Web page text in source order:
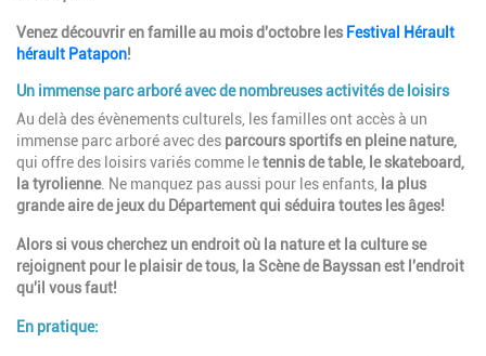
Venez découvrir en famille au mois d'octobre les Festival Hérault
hérault Patapon!
Un immense parc arboré avec de nombreuses activités de loisirs
Au delà des évènements culturels, les familles ont accès à un
immense parc arboré avec des parcours sportifs en pleine nature,
qui offre des loisirs variés comme letennis de table, le skateboard,
la tyrolienne. Ne manquez pas aussi pour les enfants, la plus
grande aire de jeux du Département qui séduira toutes les âges!
Alors si vous cherchez un endroit où la nature et la culture se
rejoignent pour le plaisir de tous, la Scène de Bayssan est l'endroit
qu'il vous faut!
En pratique: